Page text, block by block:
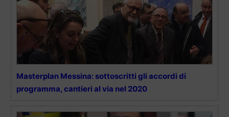
Masterplan Messina: sottoscritti gli accordi di
programma, cantieri al via nel 2020